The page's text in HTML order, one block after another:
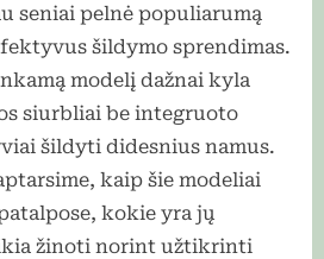
seniai pelnė populiarumą
šildymo sprendimas.
modelį dažnai kyla
siurbliai be integruoto
šildyti didesnius namus.
kaip šie modeliai
kokie yra jų
žinoti norint užtikrinti